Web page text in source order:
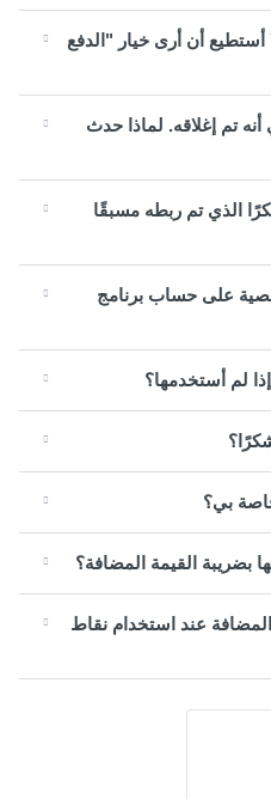
أن أرى خيار "الدفع
تم إغلاقه. لماذا حدث
الذي تم ربطه مسبقًا
على حساب برنامج
لم أستخدمها؟
بي؟
بضريبة القيمة المضافة؟
عند استخدام نقاط